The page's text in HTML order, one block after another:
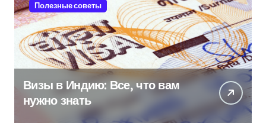
Полезные советы
Визы в Индию: Все, что вам
нужно знать